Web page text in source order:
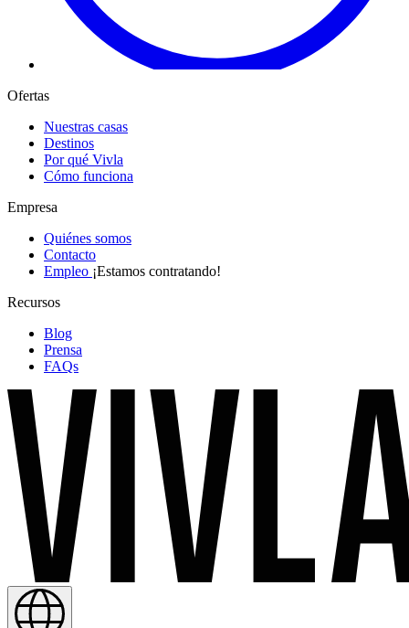
Ofertas
Nuestras casas
Destinos
Por qué Vivla
Cómo funciona
Empresa
Quiénes somos
Contacto
Empleo ¡Estamos contratando!
Recursos
Blog
Prensa
FAQs